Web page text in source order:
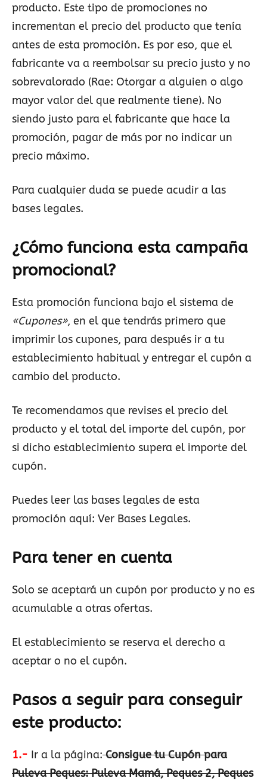
producto. Este tipo de promociones no
incrementan el precio del producto que tenía
antes de esta promoción. Es por eso, que el
fabricante va a reembolsar su precio justo y no
sobrevalorado (Rae: Otorgar a alguien o algo
mayor valor del que realmente tiene). No
siendo justo para el fabricante que hace la
promoción, pagar de más por no indicar un
precio máximo.
Para cualquier duda se puede acudir a las
bases legales.
¿Cómo funciona esta campaña
promocional?
Esta promoción funciona bajo el sistema de
«Cupones», en el que tendrás primero que
imprimir los cupones, para después ir a tu
establecimiento habitual y entregar el cupón a
cambio del producto.
Te recomendamos que revises el precio del
producto y el total del importe del cupón, por
si dicho establecimiento supera el importe del
cupón.
Puedes leer las bases legales de esta
promoción aquí: Ver Bases Legales.
Para tener en cuenta
Solo se aceptará un cupón por producto y no es
acumulable a otras ofertas.
El establecimiento se reserva el derecho a
aceptar o no el cupón.
Pasos a seguir para conseguir
este producto:
1.- Ir a la página:Consigue tu Cupón para
Puleva Peques: Puleva Mamá, Peques 2, Peques